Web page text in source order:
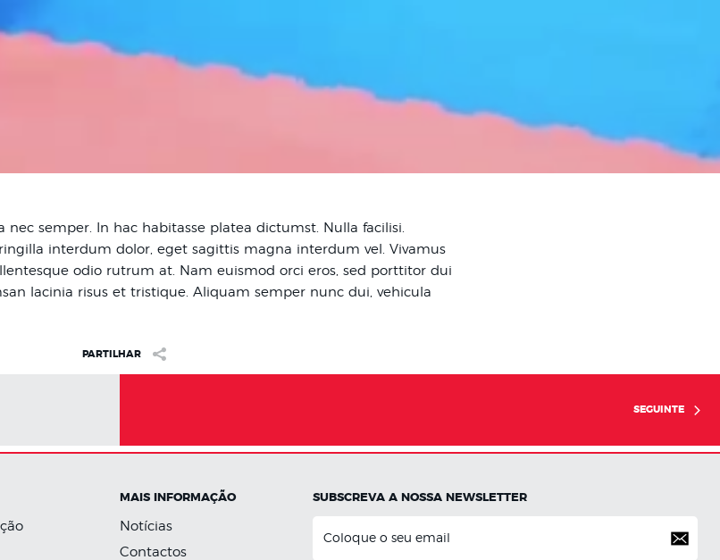
semper. In hac habitasse platea dictumst. Nulla facilisi.
interdum dolor, eget sagittis magna interdum vel. Vivamus
odio rutrum at. Nam euismod orci eros, sed porttitor dui
lacinia risus et tristique. Aliquam semper nunc dui, vehicula
PARTILHAR
SEGUINTE
MAIS INFORMAÇÃO
Notícias
Contactos
SUBSCREVA A NOSSA NEWSLETTER